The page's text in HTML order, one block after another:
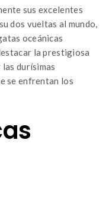
sus excelentes
dos vueltas al mundo,
oceánicas
la prestigiosa
durísimas
se enfrentan los